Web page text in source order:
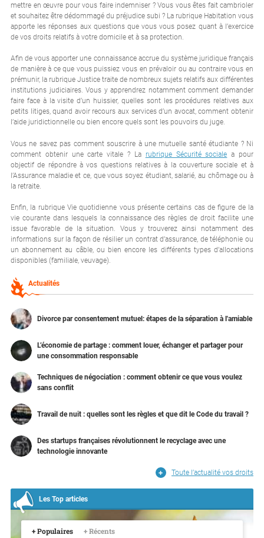
mettre en œuvre pour vous faire indemniser ? Vous vous êtes fait cambrioler
et souhaitez être dédommagé du préjudice subi ? La rubrique Habitation vous
apporte les réponses aux questions que vous vous posez quant à l’exercice
de vos droits relatifs à votre domicile et à sa protection.
Afin de vous apporter une connaissance accrue du système juridique français
de manière à ce que vous puissiez vous en prévaloir ou au contraire vous en
prémunir, la rubrique Justice traite de nombreux sujets relatifs aux différentes
institutions judiciaires. Vous y apprendrez notamment comment demander
faire face à la visite d’un huissier, quelles sont les procédures relatives aux
petits litiges, quand avoir recours aux services d’un avocat, comment obtenir
l’aide juridictionnelle ou bien encore quels sont les pouvoirs du juge.
Vous ne savez pas comment souscrire à une mutuelle santé étudiante ? Ni
comment obtenir une carte vitale ? La rubrique Sécurité sociale a pour
objectif de répondre à vos questions relatives à la couverture sociale et à
l’Assurance maladie et ce, que vous soyez étudiant, salarié, au chômage ou à
la retraite.
Enfin, la rubrique Vie quotidienne vous présente certains cas de figure de la
vie courante dans lesquels la connaissance des règles de droit facilite une
issue favorable de la situation. Vous y trouverez ainsi notamment des
informations sur la façon de résilier un contrat d’assurance, de téléphonie ou
un abonnement au câble, ou bien encore les différents types d’allocations
disponibles (familiale, veuvage).
Actualités
Divorce par consentement mutuel: étapes de la séparation à l'amiable
L’économie de partage : comment louer, échanger et partager pour
une consommation responsable
Techniques de négociation : comment obtenir ce que vous voulez
sans conflit
Travail de nuit : quelles sont les règles et que dit le Code du travail ?
Des startups françaises révolutionnent le recyclage avec une
technologie innovante
Toute l’actualité vos droits
Les Top articles
+ Populaires + Récents